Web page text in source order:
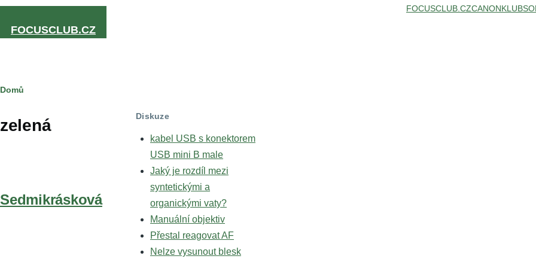
Přejít k hlavnímu obsahu
FOCUSCLUB.CZ
FOCUSCLUB.CZCANONKLUB
Drobečková
navigace
Domů
zelená
Sedmikrásková
Diskuze
kabel USB s konektorem
USB mini B male
Jaký je rozdíl mezi
syntetickými a
organickými vaty?
Manuální objektiv
Přestal reagovat AF
Nelze vysunout blesk